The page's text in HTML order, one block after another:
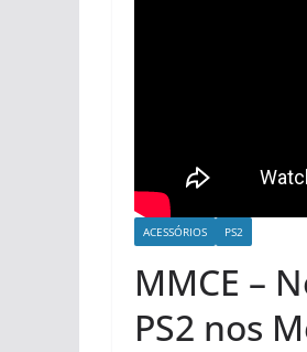
ACESSÓRIOS PS2
MMCE –
PS2 nos